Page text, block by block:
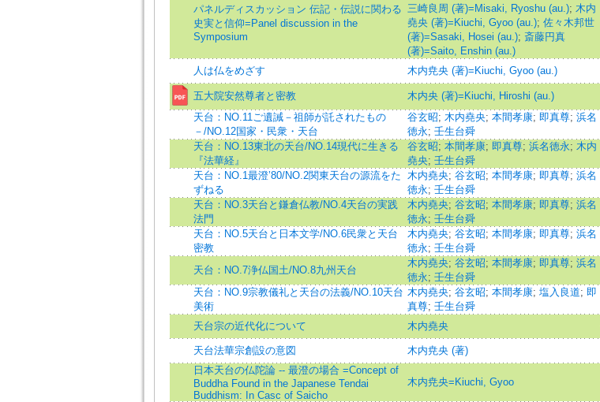
パネルディスカッション 伝記・伝説に関わる
史実と信仰=Panel discussion in the
Symposium
三崎良周 (著)=Misaki, Ryoshu (au.); 木内
堯央 (著)=Kiuchi, Gyoo (au.); 佐々木邦世
(著)=Sasaki, Hosei (au.); 斎藤円真
(著)=Saito, Enshin (au.)
人は仏をめざす 木内尭央 (著)=Kiuchi, Gyoo (au.)
五大院安然尊者と密教 木内央 (著)=Kiuchi, Hiroshi (au.)
天台：NO.11ご遺誡－祖師が託されたもの
－/NO.12国家・民衆・天台
谷玄昭; 木内堯央; 本間孝康; 即真尊; 浜名
徳永; 壬生台舜
天台：NO.13東北の天台/NO.14現代に生きる
『法華経』
谷玄昭; 本間孝康; 即真尊; 浜名徳永; 木内
堯央; 壬生台舜
天台：NO.1最澄’80/NO.2関東天台の源流をた
ずねる
木内堯央; 谷玄昭; 本間孝康; 即真尊; 浜名
徳永; 壬生台舜
天台：NO.3天台と鎌倉仏教/NO.4天台の実践
法門
木内堯央; 谷玄昭; 本間孝康; 即真尊; 浜名
徳永; 壬生台舜
天台：NO.5天台と日本文学/NO.6民衆と天台
密教
木内堯央; 谷玄昭; 本間孝康; 即真尊; 浜名
徳永; 壬生台舜
天台：NO.7浄仏国土/NO.8九州天台
木内堯央; 谷玄昭; 本間孝康; 即真尊; 浜名
徳永; 壬生台舜
天台：NO.9宗教儀礼と天台の法義/NO.10天台
美術
木内堯央; 谷玄昭; 本間孝康; 塩入良道; 即
真尊; 壬生台舜
天台宗の近代化について 木内堯央
天台法華宗創設の意図 木内尭央 (著)
日本天台の仏陀論 -- 最澄の場合 =Concept of
Buddha Found in the Japanese Tendai
Buddhism: In Casc of Saicho
木内尭央=Kiuchi, Gyoo